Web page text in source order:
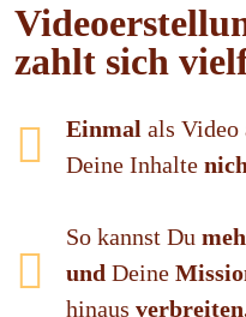
zahlt sich
Einmal als Video
Deine Inhalte
So kannst Du
und Deine
hinaus